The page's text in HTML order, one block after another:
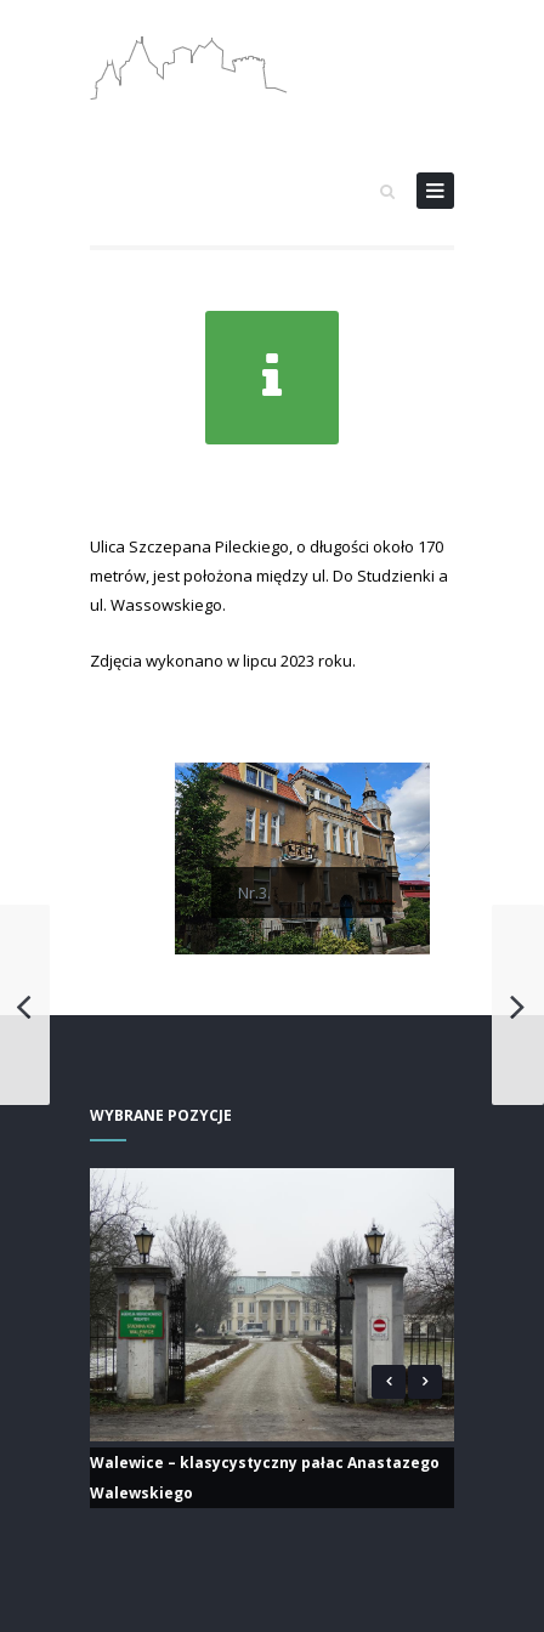
Ulica Szczepana Pileckiego, o długości około 170
metrów, jest położona między ul. Do Studzienki a
ul. Wassowskiego.
Zdjęcia wykonano w lipcu 2023 roku.
Nr.3.
WYBRANE POZYCJE
Walewice – klasycystyczny pałac Anastazego
Walewskiego